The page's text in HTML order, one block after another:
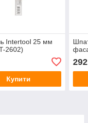
Intertool 25 мм
2602)
Купити
292